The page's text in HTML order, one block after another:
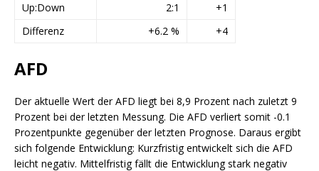
Up:Down
2:1
+1
Differenz
+6.2 % +4
AFD
Der aktuelle Wert der AFD liegt bei 8,9 Prozent nach zuletzt 9
Prozent bei der letzten Messung. Die AFD verliert somit -0.1
Prozentpunkte gegenüber der letzten Prognose. Daraus ergibt
sich folgende Entwicklung: Kurzfristig entwickelt sich die AFD
leicht negativ. Mittelfristig fällt die Entwicklung stark negativ